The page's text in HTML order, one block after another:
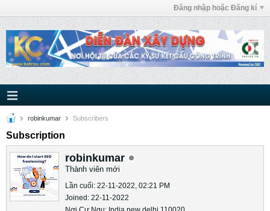
Đăng nhập hoặc Đăng kí
robinkumar Subscribers
Subscription
robinkumar
Thành viên mới
Lần cuối: 22-11-2022, 02:21 PM
Joined: 22-11-2022